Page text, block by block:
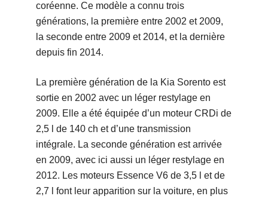
coréenne. Ce modèle a connu trois
générations, la première entre 2002 et 2009,
la seconde entre 2009 et 2014, et la dernière
depuis fin 2014.
La première génération de la Kia Sorento est
sortie en 2002 avec un léger restylage en
2009. Elle a été équipée d’un moteur CRDi de
2,5 l de 140 ch et d’une transmission
intégrale. La seconde génération est arrivée
en 2009, avec ici aussi un léger restylage en
2012. Les moteurs Essence V6 de 3,5 l et de
2,7 l font leur apparition sur la voiture, en plus